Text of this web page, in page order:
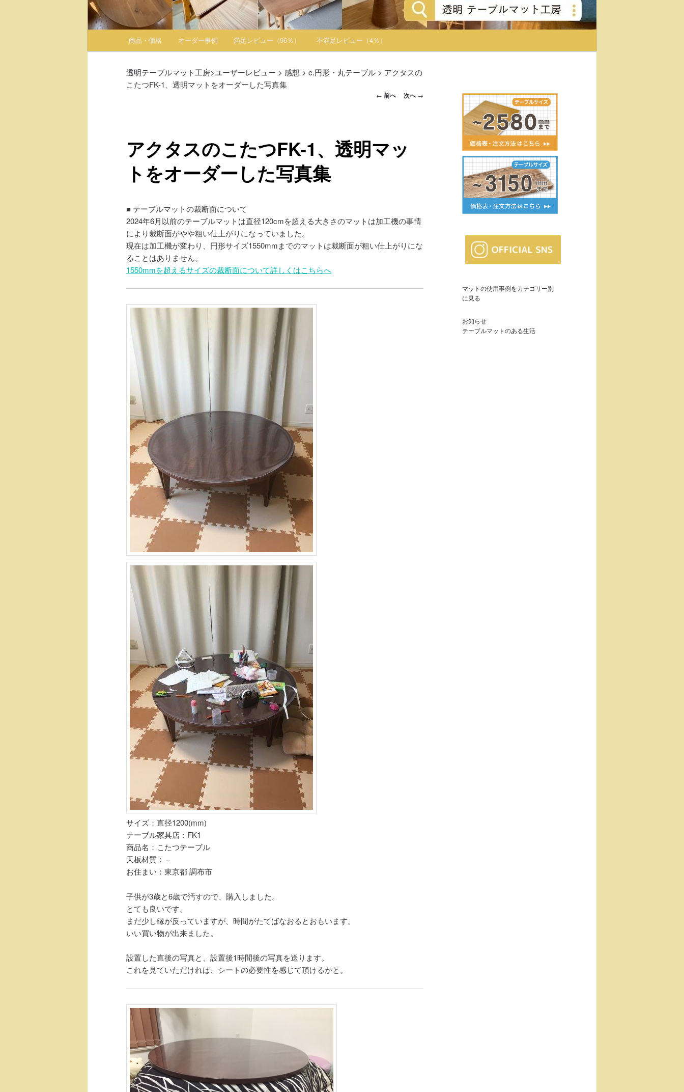
メインメニュー
メインコンテンツへ移動
サブコンテンツへ移動
商品・価格 オーダー事例 満足レビュー（96％） 不満足レビュー（4％）
透明テーブルマット工房>ユーザーレビュー > 感想 > c.円形・丸テーブル > アクタスの
こたつFK-1、透明マットをオーダーした写真集
投稿ナビゲー
← 前へ 次へ→
アクタスのこたつFK-1、透明マッ
トをオーダーした写真集
■ テーブルマットの裁断面について
2024年6月以前のテーブルマットは直径120cmを超える大きさのマットは加工機の事情
により裁断面がやや粗い仕上がりになっていました。
現在は加工機が変わり、円形サイズ1550mmまでのマットは裁断面が粗い仕上がりにな
ることはありません。
1550mmを超えるサイズの裁断面について詳しくはこちらへ
サイズ：直径1200(mm)
テーブル家具店：FK1
商品名：こたつテーブル
天板材質：－
お住まい：東京都 調布市
子供が3歳と6歳で汚すので、購入しました。
とても良いです。
まだ少し縁が反っていますが、時間がたてばなおるとおもいます。
いい買い物が出来ました。
設置した直後の写真と、設置後1時間後の写真を送ります。
これを見ていただければ、シートの必要性を感じて頂けるかと。
マットの使用事例をカテゴリー別
に見る
お知らせ
テーブルマットのある生活